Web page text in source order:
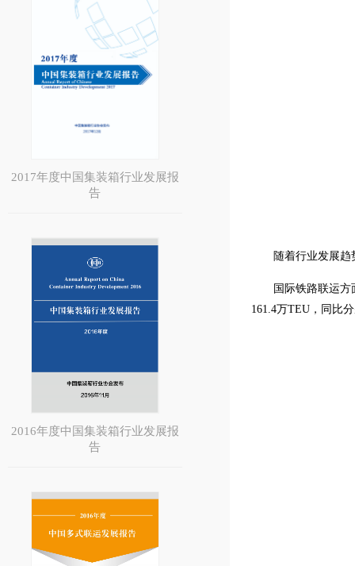
2017年度中国集装箱行业发展报
告
2016年度中国集装箱行业发展报
告
随着行业发展
国际铁路联运方
161.4万TEU，同比